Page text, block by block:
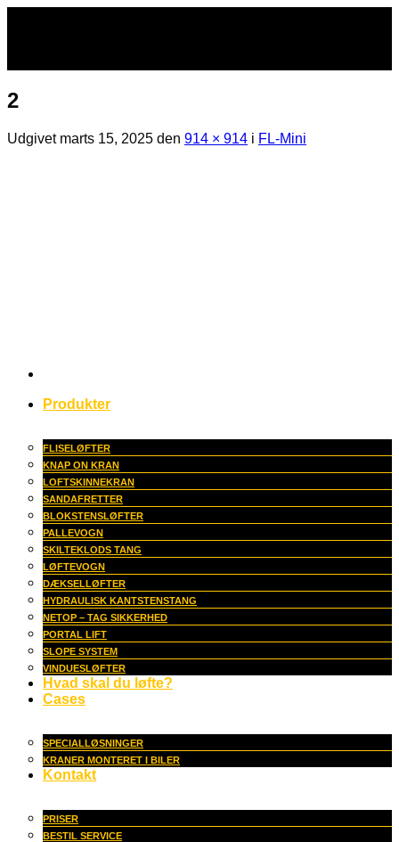
Produkter
FLISELØFTER
KNAP ON KRAN
LOFTSKINNEKRAN
SANDAFRETTER
BLOKSTENSLØFTER
PALLEVOGN
SKILTEKLODS TANG
LØFTEVOGN
DÆKSELLØFTER
HYDRAULISK KANTSTENSTANG
NETOP – TAG SIKKERHED
PORTAL LIFT
SLOPE SYSTEM
VINDUESLØFTER
Hvad skal du løfte?
Cases
SPECIALLØSNINGER
KRANER MONTERET I BILER
Kontakt
PRISER
BESTIL SERVICE
2
Udgivet marts 15, 2025 den 914 × 914 i FL-Mini